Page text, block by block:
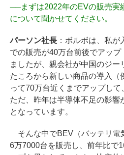
──まずは2022年のEVの販売実
について聞かせてください。
パーソン社長：ボルボは、私が
での販売が40万台前後でアップ
ましたが、親会社が中国のジー
たころから新しい商品の導入（
って70万台近くまでアップして
ただ、昨年は半導体不足の影響
となっています。
そんな中でBEV（バッテリ電
6万7000台を販売し、前年比で